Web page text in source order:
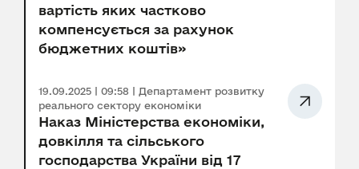
вартість яких частково
компенсується за рахунок
бюджетних коштів»
19.09.2025 | 09:58 | Департамент розвитку
реального сектору економіки
Наказ Міністерства економіки,
довкілля та сільського
господарства України від 17